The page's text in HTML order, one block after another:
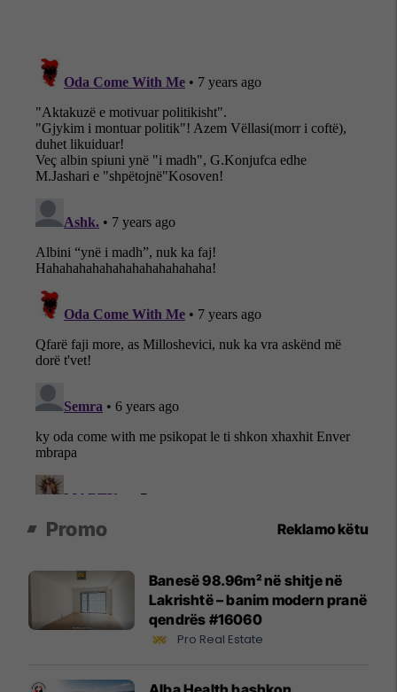
Promo Reklamo këtu
Banesë 98.96m² në shitje në
Lakrishtë – banim modern pranë
qendrës #16060
Pro Real Estate